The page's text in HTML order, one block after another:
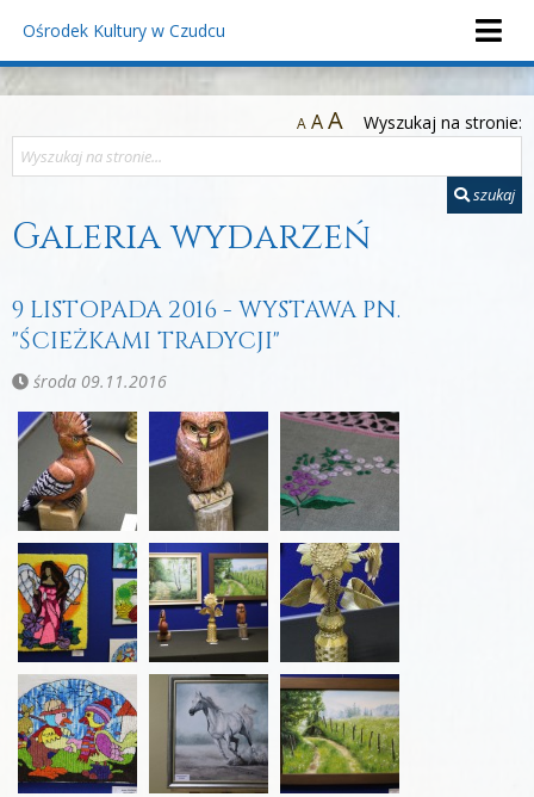
Ośrodek Kultury w Czudcu
A AA Wyszukaj na stronie:
szukaj
Galeria wydarzeń
9 LISTOPADA 2016 - WYSTAWA PN.
"ŚCIEŻKAMI TRADYCJI"
środa 09.11.2016